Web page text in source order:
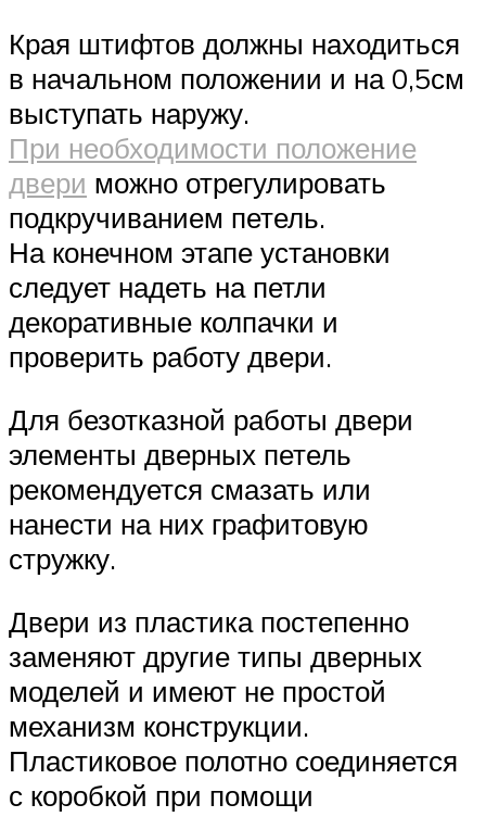
Края штифтов должны находиться
в начальном положении и на 0,5см
выступать наружу.
При необходимости положение
двери можно отрегулировать
подкручиванием петель.
На конечном этапе установки
следует надеть на петли
декоративные колпачки и
проверить работу двери.
Для безотказной работы двери
элементы дверных петель
рекомендуется смазать или
нанести на них графитовую
стружку.
Двери из пластика постепенно
заменяют другие типы дверных
моделей и имеют не простой
механизм конструкции.
Пластиковое полотно соединяется
с коробкой при помощи